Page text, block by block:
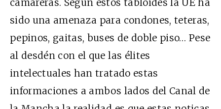
camareras. Según estos tabloides la UE ha
sido una amenaza para condones, teteras,
pepinos, gaitas, buses de doble piso… Pese
al desdén con el que las élites
intelectuales han tratado estas
informaciones a ambos lados del Canal de